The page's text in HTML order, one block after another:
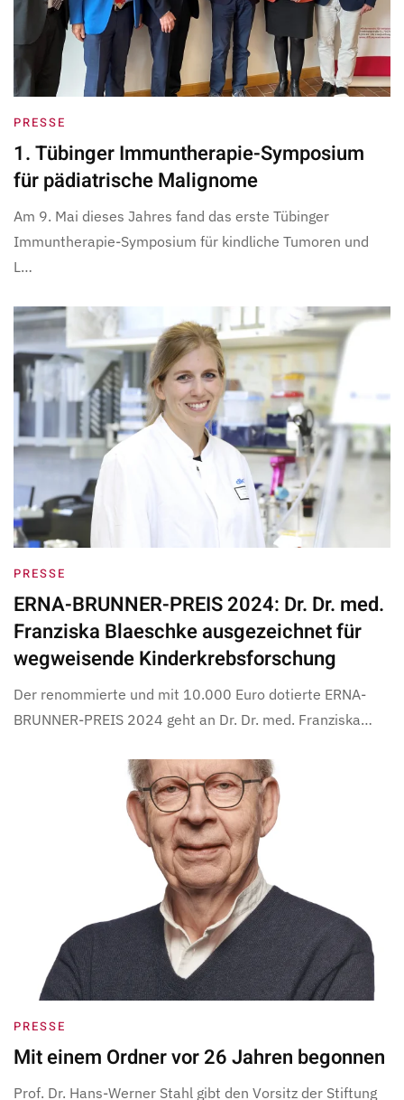
PRESSE
1. Tübinger Immuntherapie-Symposium
für pädiatrische Malignome
Am 9. Mai dieses Jahres fand das erste Tübinger
Immuntherapie-Symposium für kindliche Tumoren und
L…
PRESSE
ERNA-BRUNNER-PREIS 2024: Dr. Dr. med.
Franziska Blaeschke ausgezeichnet für
wegweisende Kinderkrebsforschung
Der renommierte und mit 10.000 Euro dotierte ERNA-
BRUNNER-PREIS 2024 geht an Dr. Dr. med. Franziska…
PRESSE
Mit einem Ordner vor 26 Jahren begonnen
Prof. Dr. Hans-Werner Stahl gibt den Vorsitz der Stiftung